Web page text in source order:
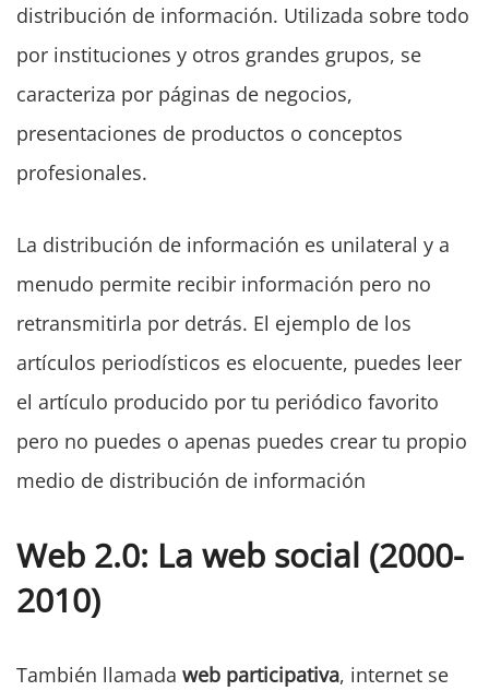
distribución de información. Utilizada sobre todo
por instituciones y otros grandes grupos, se
caracteriza por páginas de negocios,
presentaciones de productos o conceptos
profesionales.
La distribución de información es unilateral y a
menudo permite recibir información pero no
retransmitirla por detrás. El ejemplo de los
artículos periodísticos es elocuente, puedes leer
el artículo producido por tu periódico favorito
pero no puedes o apenas puedes crear tu propio
medio de distribución de información
Web 2.0: La web social (2000-
2010)
También llamada web participativa, internet se